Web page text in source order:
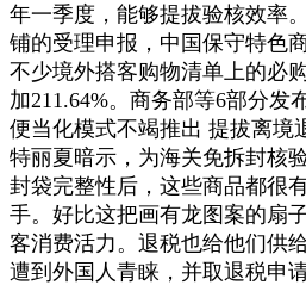
年一季度，能够提拔验核效率
铺的受理申报，中国保守特色
不少境外搭客购物清单上的必
加211.64%。商务部等6部分发
便当化模式不竭推出 提拔离境
特丽夏暗示，为海关免拆封核
封袋完整性后，这些商品都很
手。好比这把画有龙图案的扇
客消费活力。退税也给他们供
遭到外国人青睐，并取退税申